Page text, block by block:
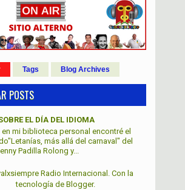
Tags Blog Archives
POSTS
EL DÍA DEL IDIOMA
mi biblioteca personal encontré el
más allá del carnaval" del
Padilla Rolong y...
Radio Internacional. Con la
tecnología de Blogger.